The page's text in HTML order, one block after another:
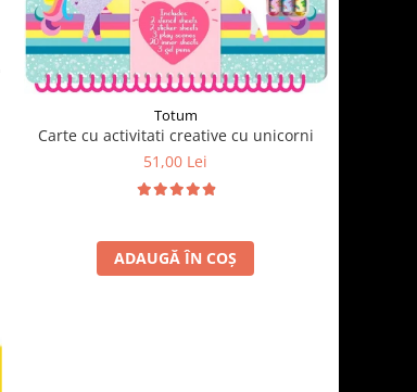
Totum
Carte cu activitati creative cu unicorni
51,00 Lei
ADAUGĂ ÎN COȘ